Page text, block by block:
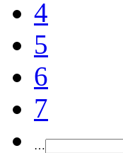
4
5
6
7
…